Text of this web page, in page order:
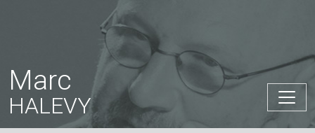
Marc
HALEVY